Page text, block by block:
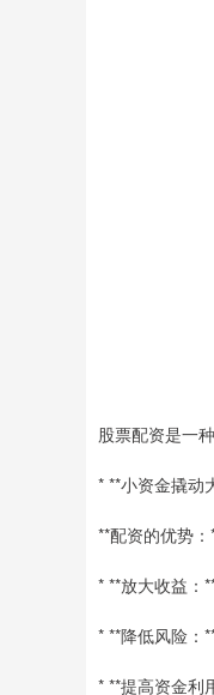
股票配资是一
* **小资金撬动
**配资的优势：
* **放大收益：
* **降低风险：
* **提高资金利